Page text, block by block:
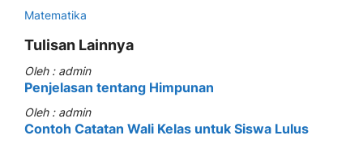
Matematika
Tulisan Lainnya
Oleh : admin
Penjelasan tentang Himpunan
Oleh : admin
Contoh Catatan Wali Kelas untuk Siswa Lulus